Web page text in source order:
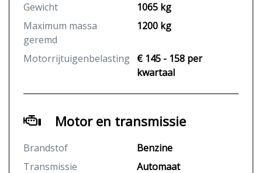
Gewicht
1065 kg
Maximum massa
geremd
1200 kg
Motorrijtuigenbelasting € 145 - 158 per
kwartaal
Motor en transmissie
Brandstof
Benzine
Transmissie
Automaat